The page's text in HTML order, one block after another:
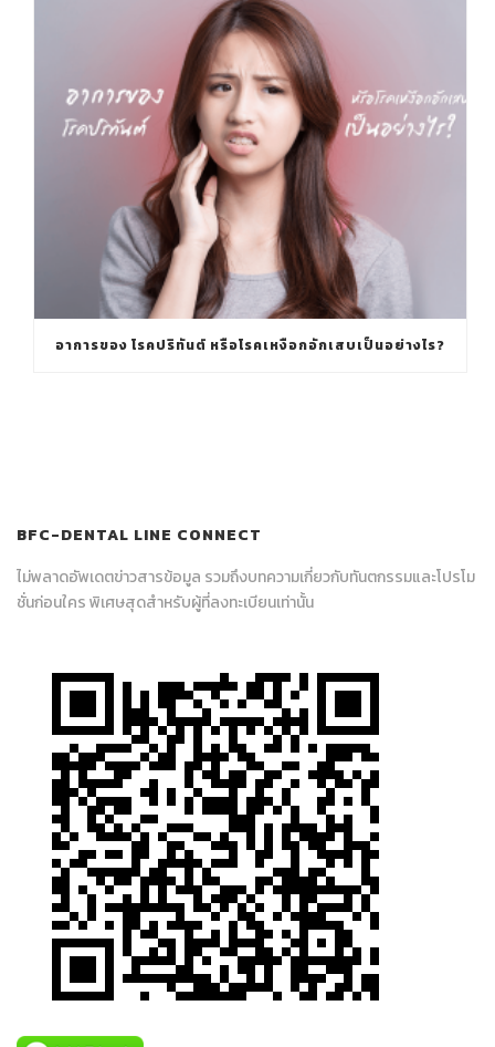
อาการของ โรคปริทันต์ หรือโรคเหงือกอักเสบเป็นอย่างไร?
BFC-DENTAL LINE CONNECT
ไม่พลาดอัพเดตข่าวสารข้อมูล รวมถึงบทความเกี่ยวกับทันตกรรมและโปรโม
ชั่นก่อนใคร พิเศษสุดสำหรับผู้ที่ลงทะเบียนเท่านั้น